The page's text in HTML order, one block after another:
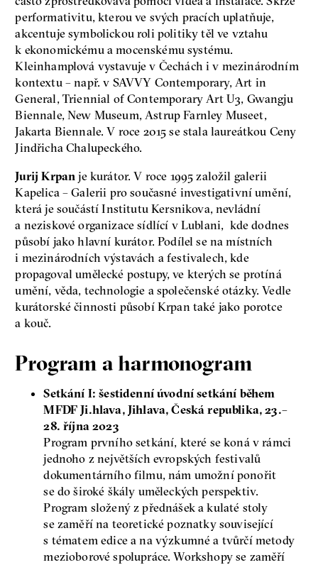
performativitu, kterou ve svých pracích uplatňuje,
akcentuje symbolickou roli politiky těl ve vztahu
k ekonomickému a mocenskému systému.
Kleinhamplová vystavuje v Čechách i v mezinárodním
kontextu – např. v SAVVY Contemporary, Art in
General, Triennial of Contemporary Art U3, Gwangju
Biennale, New Museum, Astrup Farnley Museet,
Jakarta Biennale. V roce 2015 se stala laureátkou Ceny
Jindřicha Chalupeckého.
Jurij Krpan je kurátor. V roce 1995 založil galerii
Kapelica – Galerii pro současné investigativní umění,
která je součástí Institutu Kersnikova, nevládní
a neziskové organizace sídlící v Lublani, kde dodnes
působí jako hlavní kurátor. Podílel se na místních
i mezinárodních výstavách a festivalech, kde
propagoval umělecké postupy, ve kterých se protíná
umění, věda, technologie a společenské otázky. Vedle
kurátorské činnosti působí Krpan také jako porotce
a kouč.
Program a harmonogram
Setkání I: šestidenní úvodní setkání během
MFDF Ji.hlava, Jihlava, Česká republika, 23.–
28. října 2023
Program prvního setkání, které se koná v rámci
jednoho z největších evropských festivalů
dokumentárního filmu, nám umožní ponořit
se do široké škály uměleckých perspektiv.
Program složený z přednášek a kulaté stoly
se zaměří na teoretické poznatky související
s tématem edice a na výzkumné a tvůrčí metody
mezioborové spolupráce. Workshopy se zaměří